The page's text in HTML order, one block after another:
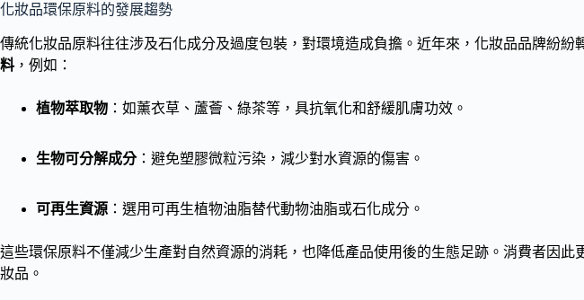
化妝品環保原料的發展趨勢
傳統化妝品原料往往涉及石化成分及過度包裝，對環境造成負擔。近年來，化妝品品牌紛紛
料 ，例如：
植物萃取物 ：如薰衣草、蘆薈、綠茶等，具抗氧化和舒緩肌膚功效。
生物可分解成分：避免塑膠微粒污染，減少對水資源的傷害。
可再生資源 ：選用可再生植物油脂替代動物油脂或石化成分。
這些環保原料不僅減少生產對自然資源的消耗，也降低產品使用後的生態足跡。消費者因
妝品。